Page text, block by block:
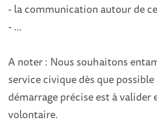
- la communication autour de
- …
A noter : Nous souhaitons
service civique dès que
démarrage précise est à valider
volontaire.